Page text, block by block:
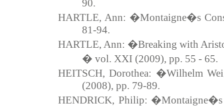
90.
HARTLE, Ann: �Montaigne�s
81-94.
HARTLE, Ann: �Breaking with
� vol. XXI (2009), pp. 55 - 65.
HEITSCH, Dorothea: �Wilhelm
(2008), pp. 79-89.
HENDRICK, Philip: �Montaigne�s